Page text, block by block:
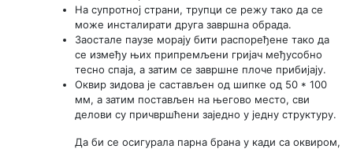
На супротној страни, трупци се режу тако да се
може инсталирати друга завршна обрада.
Заостале паузе морају бити распоређене тако да
се између њих припремљени гријач међусобно
тесно спаја, а затим се завршне плоче прибијају.
Оквир зидова је састављен од шипке од 50 * 100
мм, а затим постављен на његово место, сви
делови су причвршћени заједно у једну структуру.
Да би се осигурала парна брана у кади са оквиром,